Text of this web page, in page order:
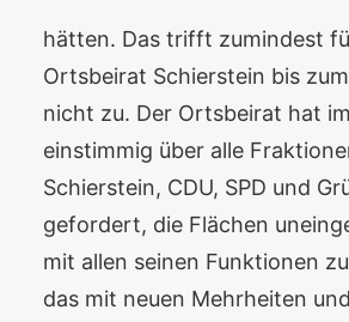
hätten. Das trifft zumindest
Ortsbeirat Schierstein bis
nicht zu. Der Ortsbeirat hat
einstimmig über alle
Schierstein, CDU, SPD und
gefordert, die Flächen
mit allen seinen Funktionen
das mit neuen Mehrheiten